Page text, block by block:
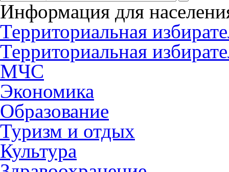
Информация для
Территориальная
Территориальная
МЧС
Экономика
Образование
Туризм и отдых
Культура